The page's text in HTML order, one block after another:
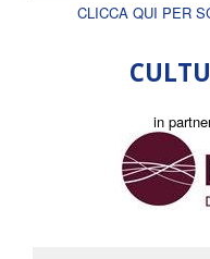
CLICCA QUI PER
in